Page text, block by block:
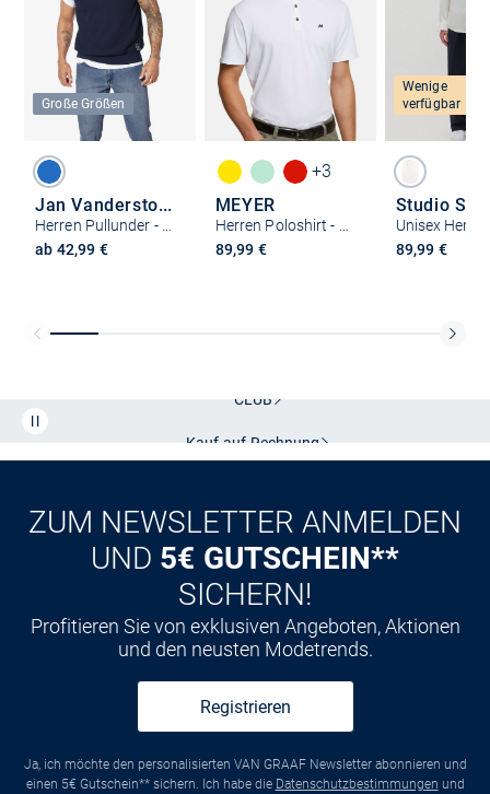
Große Größen
Jan Vanderstorm
Herren Pullunder - URVA
ab 42,99 €
+3
MEYER
Herren Poloshirt - Rory
89,99 €
Wenige
verfügbar
89,99 €
CLUB
Kauf auf Rechnung
ZUM NEWSLETTER ANMELDEN
UND 5€ GUTSCHEIN**
SICHERN!
Profitieren Sie von exklusiven Angeboten, Aktionen
und den neusten Modetrends.
Registrieren
Ja, ich möchte den personalisierten VAN GRAAF Newsletter abonnieren und
einen 5€ Gutschein** sichern. Ich habe die Datenschutzbestimmungen und